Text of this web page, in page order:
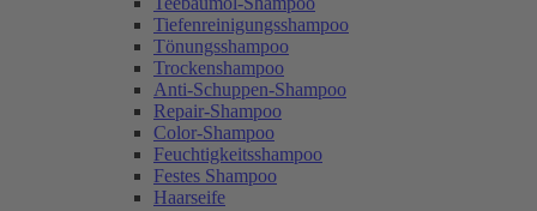
Tiefenreinigungsshampoo
Tönungsshampoo
Trockenshampoo
Anti-Schuppen-Shampoo
Repair-Shampoo
Color-Shampoo
Feuchtigkeitsshampoo
Festes Shampoo
Haarseife